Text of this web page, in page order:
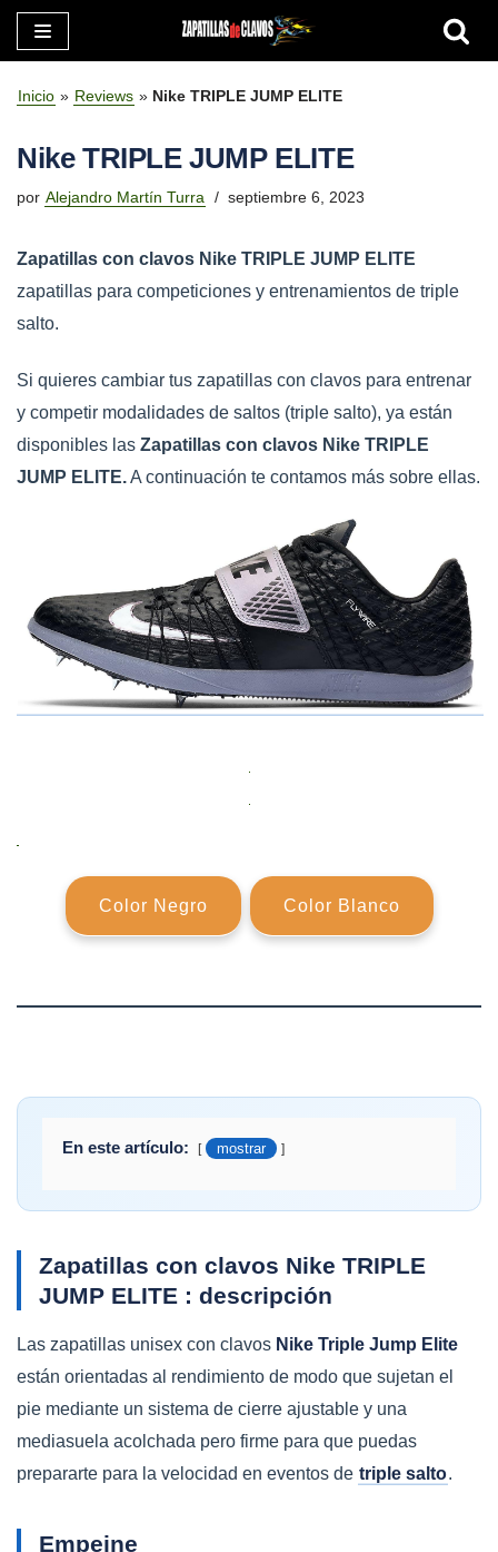
Saltar
alInicio » Reviews » Nike TRIPLE JUMP ELITE
Nike TRIPLE JUMP ELITE
por Alejandro Martín Turra septiembre 6, 2023
Zapatillas con clavos Nike TRIPLE JUMP ELITE
zapatillas para competiciones y entrenamientos de triple
salto.
Si quieres cambiar tus zapatillas con clavos para entrenar
y competir modalidades de saltos (triple salto), ya están
disponibles las Zapatillas con clavos Nike TRIPLE
JUMP ELITE.A continuación te contamos más sobre ellas.
Color Negro Color Blanco
En este artículo: mostrar
Zapatillas con clavos Nike TRIPLE
JUMP ELITE : descripción
Las zapatillas unisex con clavos Nike Triple Jump Elite
están orientadas al rendimiento de modo que sujetan el
pie mediante un sistema de cierre ajustable y una
mediasuela acolchada pero firme para que puedas
prepararte para la velocidad en eventos de triple salto.
Empeine